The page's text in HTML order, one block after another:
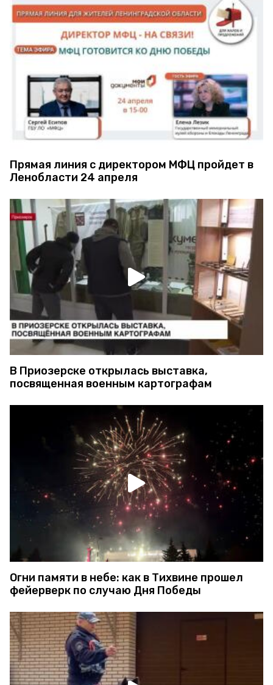
Прямая линия с директором МФЦ пройдет в
Ленобласти 24 апреля
В Приозерске открылась выставка,
посвященная военным картографам
Огни памяти в небе: как в Тихвине прошел
фейерверк по случаю Дня Победы